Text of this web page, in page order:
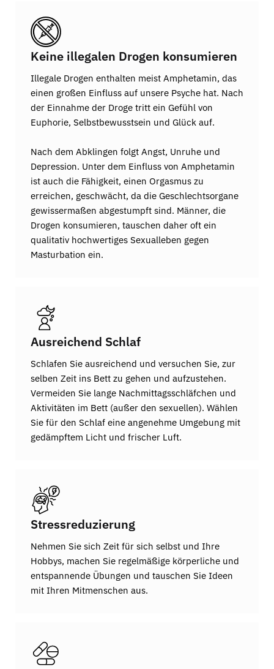
Keine illegalen Drogen konsumieren
Illegale Drogen enthalten meist Amphetamin, das
einen großen Einfluss auf unsere Psyche hat. Nach
der Einnahme der Droge tritt ein Gefühl von
Euphorie, Selbstbewusstsein und Glück auf.
Nach dem Abklingen folgt Angst, Unruhe und
Depression. Unter dem Einfluss von Amphetamin
ist auch die Fähigkeit, einen Orgasmus zu
erreichen, geschwächt, da die Geschlechtsorgane
gewissermaßen abgestumpft sind. Männer, die
Drogen konsumieren, tauschen daher oft ein
qualitativ hochwertiges Sexualleben gegen
Masturbation ein.
Ausreichend Schlaf
Schlafen Sie ausreichend und versuchen Sie, zur
selben Zeit ins Bett zu gehen und aufzustehen.
Vermeiden Sie lange Nachmittagsschläfchen und
Aktivitäten im Bett (außer den sexuellen). Wählen
Sie für den Schlaf eine angenehme Umgebung mit
gedämpftem Licht und frischer Luft.
Stressreduzierung
Nehmen Sie sich Zeit für sich selbst und Ihre
Hobbys, machen Sie regelmäßige körperliche und
entspannende Übungen und tauschen Sie Ideen
mit Ihren Mitmenschen aus.